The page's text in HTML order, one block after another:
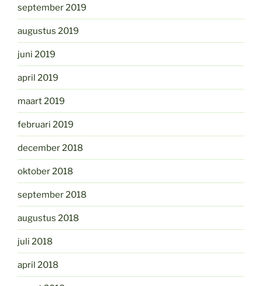
september 2019
augustus 2019
juni 2019
april 2019
maart 2019
februari 2019
december 2018
oktober 2018
september 2018
augustus 2018
juli 2018
april 2018